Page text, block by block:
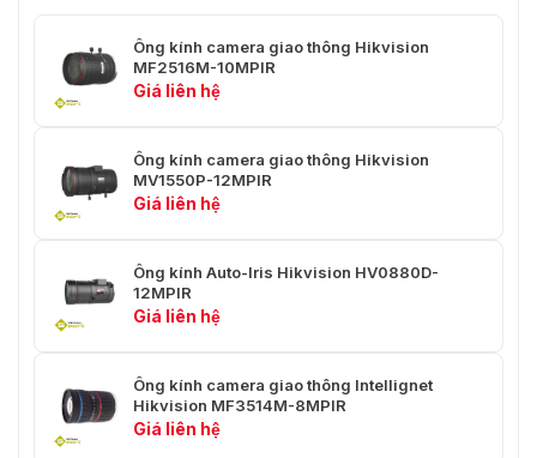
Ống kính camera giao thông Hikvision
MF2516M-10MPIR
Giá liên hệ
Ống kính camera giao thông Hikvision
MV1550P-12MPIR
Giá liên hệ
Ống kính Auto-Iris Hikvision HV0880D-
12MPIR
Giá liên hệ
Ống kính camera giao thông Intellignet
Hikvision MF3514M-8MPIR
Giá liên hệ